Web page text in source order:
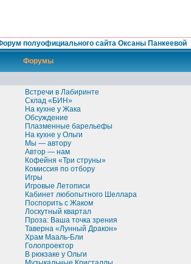
полуофициального сайта Оксаны Панкеевой
Форумы
Встречи в Лабиринте
Склад «БИН»
На кухне у Жака
Обсуждение
Плазменные барельефы
На кухне у Ольги
Мы — автору
Автор — нам
Кофейня «Три струны»
Комиссия по отбору
Игры
Игровые Летописи
Кабинет любопытного Шеллара
Поспорить с Жаком
Лоскутный квартал
Проза: Ваша точка зрения
Таверна «Лунный Дракон»
Храм Мааль-Бли
Голопроектор
В рюкзаке у Ольги